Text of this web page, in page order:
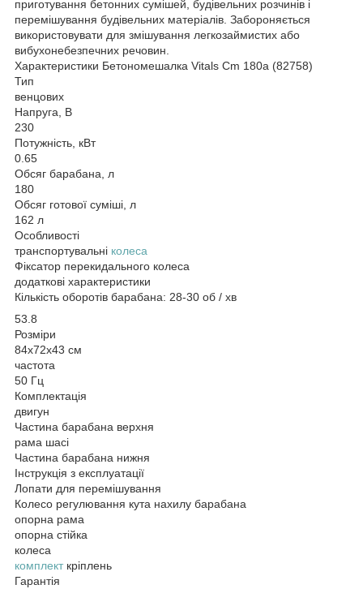
приготування бетонних сумішей, будівельних розчинів і
перемішування будівельних матеріалів. Забороняється
використовувати для змішування легкозаймистих або
вибухонебезпечних речовин.
Характеристики Бетономешалка Vitals Cm 180a (82758)
Тип
венцових
Напруга, В
230
Потужність, кВт
0.65
Обсяг барабана, л
180
Обсяг готової суміші, л
162 л
Особливості
транспортувальні колеса
Фіксатор перекидального колеса
додаткові характеристики
Кількість оборотів барабана: 28-30 об / хв
53.8
Розміри
84x72x43 см
частота
50 Гц
Комплектація
двигун
Частина барабана верхня
рама шасі
Частина барабана нижня
Інструкція з експлуатації
Лопати для перемішування
Колесо регулювання кута нахилу барабана
опорна рама
опорна стійка
колеса
комплекткріплень
Гарантія